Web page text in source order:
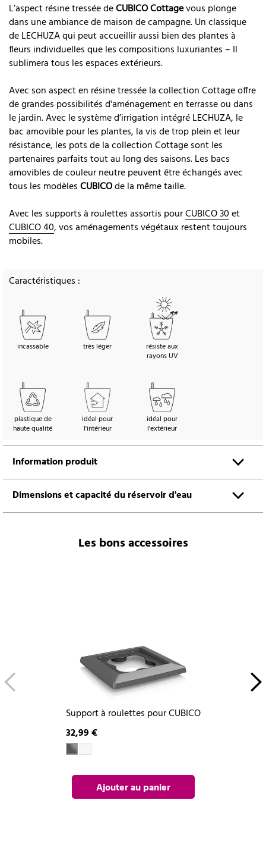
L’aspect résine tressée deCUBICO Cottagevous plonge
dans une ambiance de maison de campagne. Un classique
de LECHUZA qui peut accueillir aussi bien des plantes à
fleurs individuelles que les compositions luxuriantes – Il
sublimera tous les espaces extérieurs.
Avec son aspect en résine tressée la collection Cottage offre
de grandes possibilités d'aménagement en terrasse ou dans
le jardin. Avec le système d’irrigation intégré LECHUZA, le
bac amovible pour les plantes, la vis de trop plein et leur
résistance, les pots de la collection Cottage sont les
partenaires parfaits tout au long des saisons. Les bacs
amovibles de couleur neutre peuvent être échangés avec
tous les modèlesCUBICOde la même taille.
Avec les supports à roulettes assortis pourCUBICO 30et
CUBICO 40, vos aménagements végétaux restent toujours
mobiles.
Caractéristiques :
incassable très léger
résiste aux
rayons UV
plastique de
haute qualité
idéal pour
l'intérieur
idéal pour
l'extérieur
Information produit
Dimensions et capacité du réservoir d'eau
Les bons accessoires
Support à roulettes pour CUBICO
32,99 €
Ajouter au panier